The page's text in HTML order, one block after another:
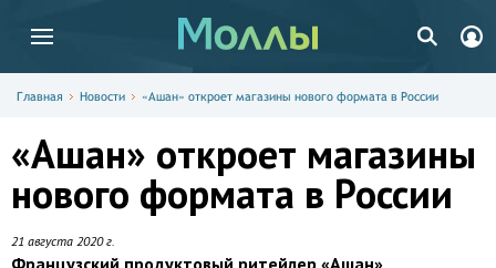
Главная Новости «Ашан» откроет магазины нового формата в России
«Ашан» откроет магазины
нового формата в России
21 августа 2020 г.
Французский продуктовый ритейлер «Ашан»